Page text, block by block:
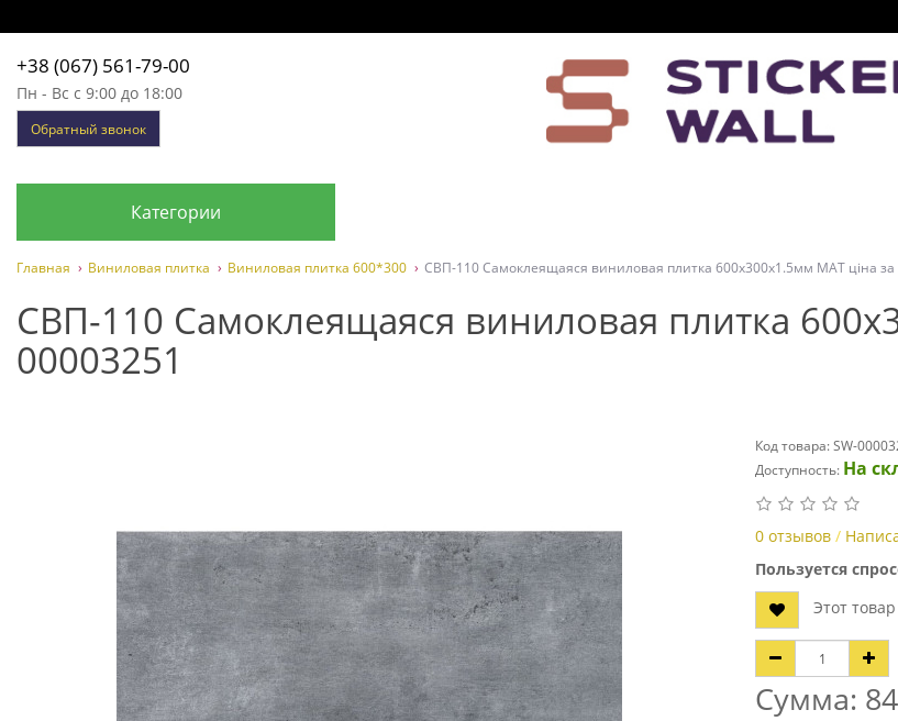
+38 (067) 561-79-00
Пн - Вс с 9:00 до 18:00
Обратный звонок
Категории
Главная Виниловая плитка Виниловая плитка 600*300 СВП-110 Самоклеящаяся виниловая плитка 600х300х1.5мм МАТ ціна за
СВП-110 Самоклеящаяся виниловая плитка
00003251
Код товара: SW-
Доступность: На
0 отзывов /
Пользуется
Этот
Сумма: